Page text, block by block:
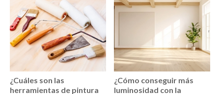
¿Cuáles son las
herramientas de pintura
¿Cómo conseguir más
luminosidad con la